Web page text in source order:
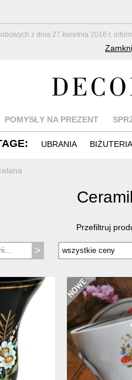
z dnia 27 kwietnia 2016 r.
POMYSŁY NA PREZENT
UBRANIA BIŻUTERIA
Przefiltruj